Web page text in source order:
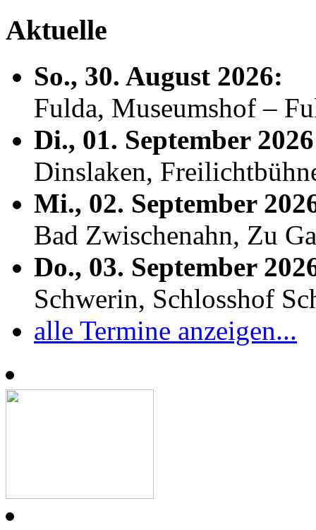
Aktuelle
So., 30. August 2026:
Fulda, Museumshof –
Di., 01. September
Dinslaken,
Mi., 02. September
Bad Zwischenahn, Zu
Do., 03. September
Schwerin, Schlosshof
alle Termine anzeigen...